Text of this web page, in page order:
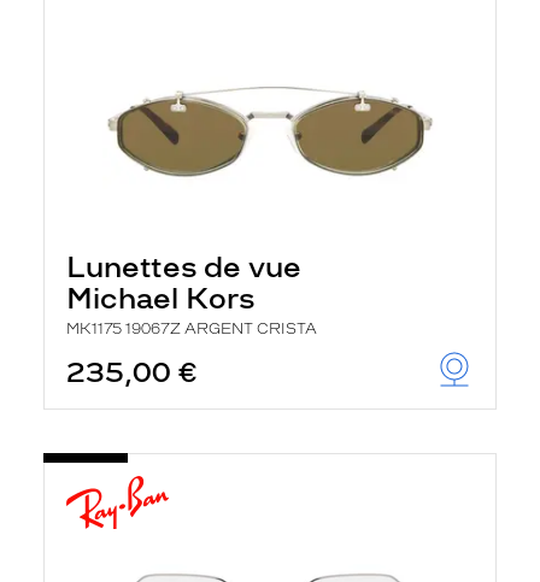
Lunettes de vue
Michael Kors
MK1175 19067Z ARGENT CRISTA
235,00 €